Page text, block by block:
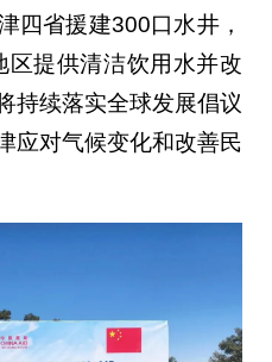
四省援建300口水井，
提供清洁饮用水并改
持续落实全球发展倡议
应对气候变化和改善民